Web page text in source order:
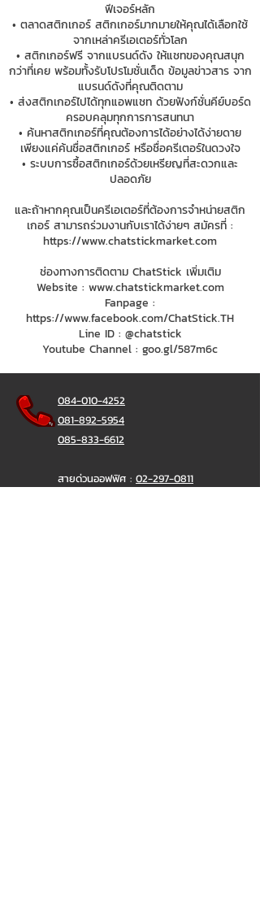
ฟีเจอร์หลัก
• ตลาดสติกเกอร์ สติกเกอร์มากมายให้คุณได้เลือกใช้
จากเหล่าครีเอเตอร์ทั่วโลก
• สติกเกอร์ฟรี จากแบรนด์ดัง ให้แชทของคุณสนุก
กว่าที่เคย พร้อมทั้งรับโปรโมชั่นเด็ด ข้อมูลข่าวสาร จาก
แบรนด์ดังที่คุณติดตาม
• ส่งสติกเกอร์ไปได้ทุกแอพแชท ด้วยฟังก์ชั่นคีย์บอร์ด
ครอบคลุมทุกการการสนทนา
• ค้นหาสติกเกอร์ที่คุณต้องการได้อย่างได้ง่ายดาย
เพียงแค่ค้นชื่อสติกเกอร์ หรือชื่อครีเตอร์ในดวงใจ
• ระบบการซื้อสติกเกอร์ด้วยเหรียญที่สะดวกและ
ปลอดภัย
และถ้าหากคุณเป็นครีเอเตอร์ที่ต้องการจำหน่ายสติก
เกอร์ สามารถร่วมงานกับเราได้ง่ายๆ สมัครที่ :
https://www.chatstickmarket.com
ช่องทางการติดตาม ChatStick เพิ่มเติม
Website : www.chatstickmarket.com
Fanpage :
https://www.facebook.com/ChatStick.TH
Line ID : @chatstick
Youtube Channel : goo.gl/587m6c
084-010-4252
081-892-5954
085-833-6612
สายด่วนออฟฟิศ : 02-297-0811